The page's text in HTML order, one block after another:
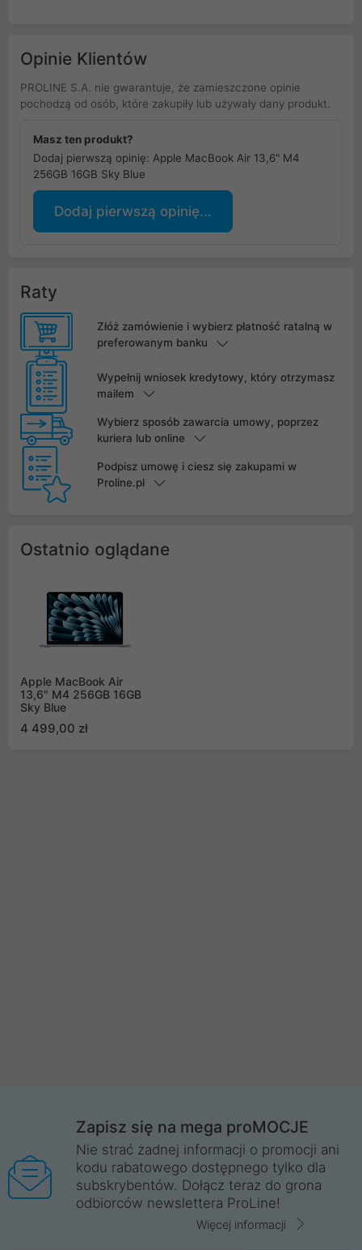
Opinie Klientów
PROLINE S.A. nie gwarantuje, że zamieszczone opinie
pochodzą od osób, które zakupiły lub używały dany produkt.
Masz ten produkt?
Dodaj pierwszą opinię: Apple MacBook Air 13,6" M4
256GB 16GB Sky Blue
Dodaj pierwszą opinię...
Raty
Złóż zamówienie i wybierz płatność ratalną w
preferowanym banku
Wypełnij wniosek kredytowy, który otrzymasz
mailem
Wybierz sposób zawarcia umowy, poprzez
kuriera lub online
Podpisz umowę i ciesz się zakupami w
Proline.pl
Ostatnio oglądane
Apple MacBook Air
13,6" M4 256GB 16GB
Sky Blue
4 499,00 zł
Zapisz się na mega proMOCJE
Nie strać żadnej informacji o promocji ani
kodu rabatowego dostępnego tylko dla
subskrybentów. Dołącz teraz do grona
odbiorców newslettera ProLine!
Więcej informacji